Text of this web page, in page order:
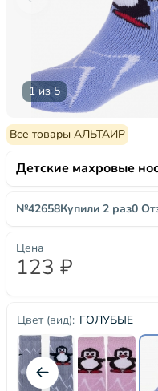
1 из 5
Все товары АЛЬТАИР
Детские махровые
№42658Купили 2 раз0
Цвет (вид): ГОЛУБЫЕ
Цена
123 ₽